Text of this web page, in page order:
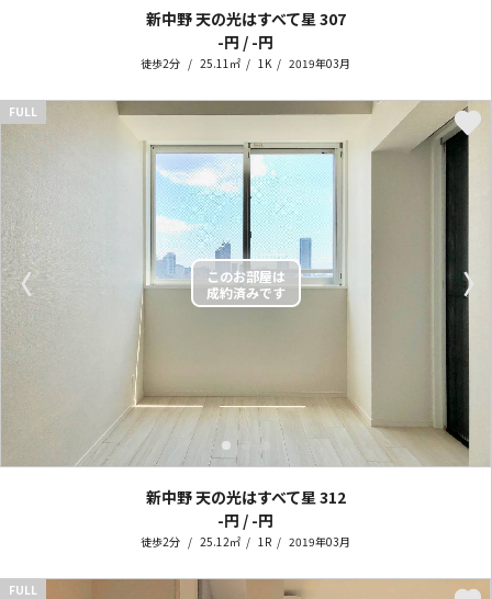
新中野 天の光はすべて星 307
-円 / -円
徒歩2分 25.11㎡ 1K 2019年03月
〈 〉
FULL
新中野 天の光はすべて星 312
-円 / -円
徒歩2分 25.12㎡ 1R 2019年03月
FULL